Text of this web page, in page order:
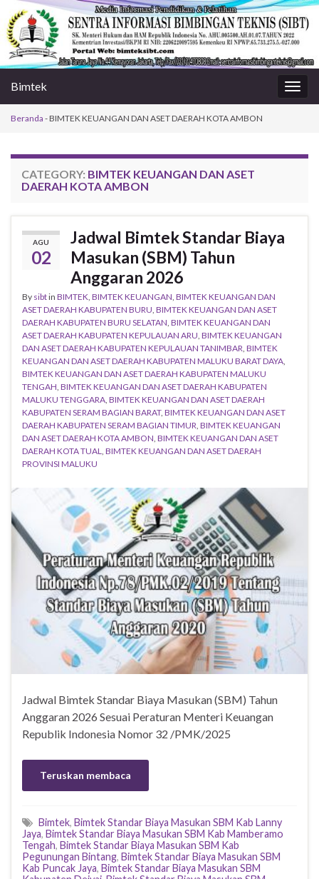
Bimtek
Beranda -BIMTEK KEUANGAN DAN ASET DAERAH KOTA AMBON
CATEGORY: BIMTEK KEUANGAN DAN ASET
DAERAH KOTA AMBON
AGU
02
Jadwal Bimtek Standar Biaya
Masukan (SBM) Tahun
Anggaran 2026
By sibtin BIMTEK, BIMTEK KEUANGAN, BIMTEK KEUANGAN DAN
ASET DAERAH KABUPATEN BURU, BIMTEK KEUANGAN DAN ASET
DAERAH KABUPATEN BURU SELATAN, BIMTEK KEUANGAN DAN
ASET DAERAH KABUPATEN KEPULAUAN ARU, BIMTEK KEUANGAN
DAN ASET DAERAH KABUPATEN KEPULAUAN TANIMBAR, BIMTEK
KEUANGAN DAN ASET DAERAH KABUPATEN MALUKU BARAT DAYA,
BIMTEK KEUANGAN DAN ASET DAERAH KABUPATEN MALUKU
TENGAH, BIMTEK KEUANGAN DAN ASET DAERAH KABUPATEN
MALUKU TENGGARA, BIMTEK KEUANGAN DAN ASET DAERAH
KABUPATEN SERAM BAGIAN BARAT, BIMTEK KEUANGAN DAN ASET
DAERAH KABUPATEN SERAM BAGIAN TIMUR, BIMTEK KEUANGAN
DAN ASET DAERAH KOTA AMBON, BIMTEK KEUANGAN DAN ASET
DAERAH KOTA TUAL, BIMTEK KEUANGAN DAN ASET DAERAH
PROVINSI MALUKU
Jadwal Bimtek Standar Biaya Masukan (SBM) Tahun
Anggaran 2026 Sesuai Peraturan Menteri Keuangan
Republik Indonesia Nomor 32 /PMK/2025
Teruskan membaca
Bimtek, Bimtek Standar Biaya Masukan SBM Kab Lanny
Jaya, Bimtek Standar Biaya Masukan SBM Kab Mamberamo
Tengah, Bimtek Standar Biaya Masukan SBM Kab
Pegunungan Bintang, Bimtek Standar Biaya Masukan SBM
Kab Puncak Jaya, Bimtek Standar Biaya Masukan SBM